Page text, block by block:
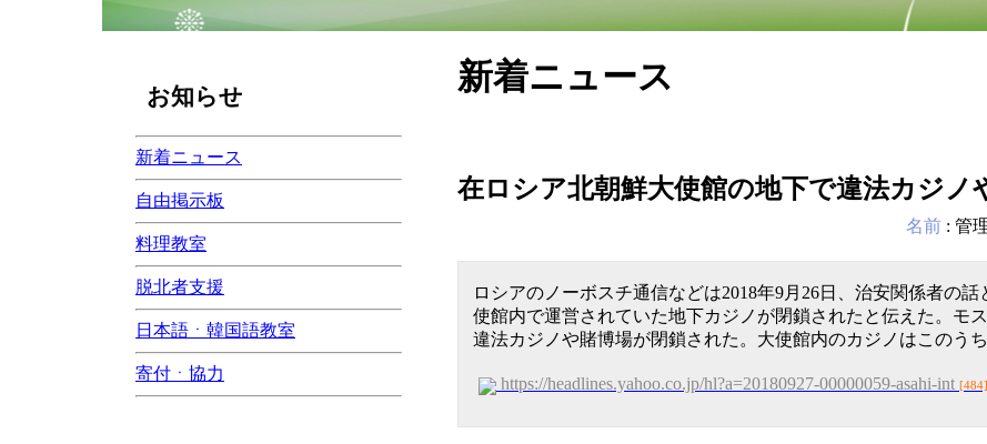
お知らせ
新着ニュース
自由掲示板
料理教室
脱北者支援
日本語ㆍ韓国語教室
寄付ㆍ協力
新着ニュース
在ロシア北朝鮮大使館の地下で違法カジノ
名前 : 管
ロシアのノーボスチ通信などは2018年9月26日、治安関係者の
使館内で運営されていた地下カジノが閉鎖されたと伝えた。モ
違法カジノや賭博場が閉鎖された。大使館内のカジノはこのう
https://headlines.yahoo.co.jp/hl?a=20180927-00000059-asahi-int [484]